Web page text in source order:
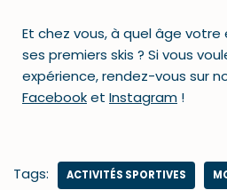
Et chez vous, à quel âge
ses premiers skis ? Si vous
expérience, rendez-vous sur
Facebooket Instagram !
Tags: ACTIVITÉS SPORTIVES